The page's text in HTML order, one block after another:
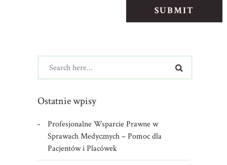
Ostatnie wpisy
Profesjonalne Wsparcie Prawne w
Sprawach Medycznych – Pomoc dla
Pacjentów i Placówek